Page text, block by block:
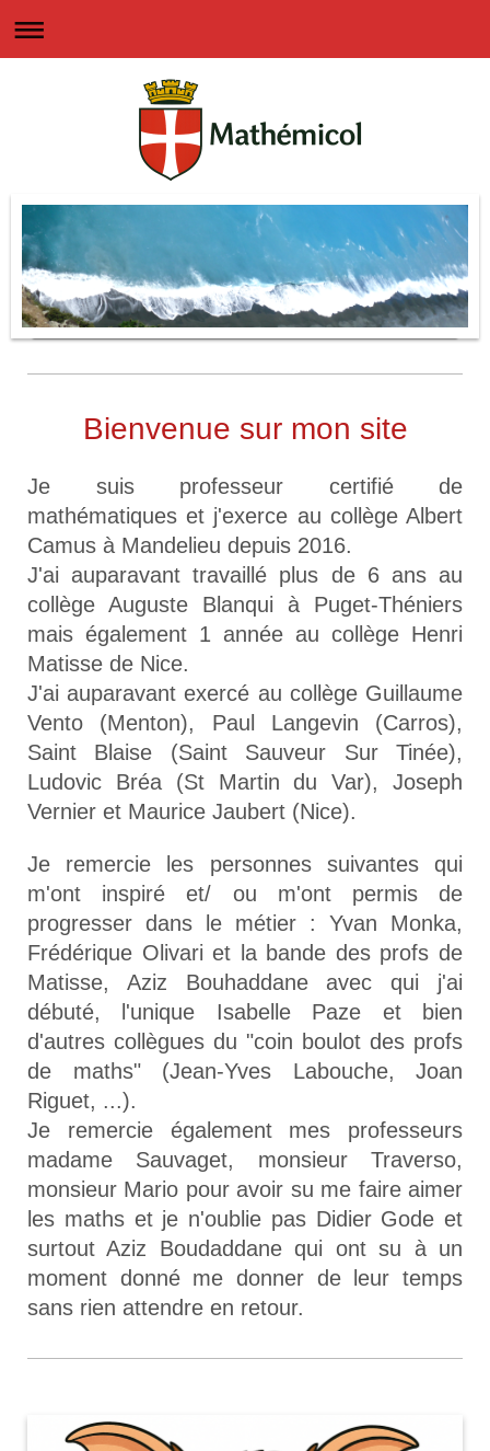
Bienvenue sur mon site
Je suis professeur certifié de
mathématiques et j'exerce au collège Albert
Camus à Mandelieu depuis 2016.
J'ai auparavant travaillé plus de 6 ans au
collège Auguste Blanqui à Puget-Théniers
mais également 1 année au collège Henri
Matisse de Nice.
J'ai auparavant exercé au collège Guillaume
Vento (Menton), Paul Langevin (Carros),
Saint Blaise (Saint Sauveur Sur Tinée),
Ludovic Bréa (St Martin du Var), Joseph
Vernier et Maurice Jaubert (Nice).
Je remercie les personnes suivantes qui
m'ont inspiré et/ ou m'ont permis de
progresser dans le métier : Yvan Monka,
Frédérique Olivari et la bande des profs de
Matisse, Aziz Bouhaddane avec qui j'ai
débuté, l'unique Isabelle Paze et bien
d'autres collègues du "coin boulot des profs
de maths" (Jean-Yves Labouche, Joan
Riguet, ...).
Je remercie également mes professeurs
madame Sauvaget, monsieur Traverso,
monsieur Mario pour avoir su me faire aimer
les maths et je n'oublie pas Didier Gode et
surtout Aziz Boudaddane qui ont su à un
moment donné me donner de leur temps
sans rien attendre en retour.